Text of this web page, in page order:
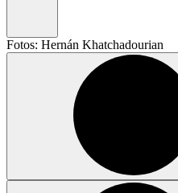
Fotos: Hernán Khatchadourian